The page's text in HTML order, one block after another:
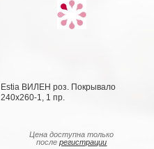
Estia ВИЛЕН роз. Покрывало
240х260-1, 1 пр.
Цена доступна только
послерегистрации